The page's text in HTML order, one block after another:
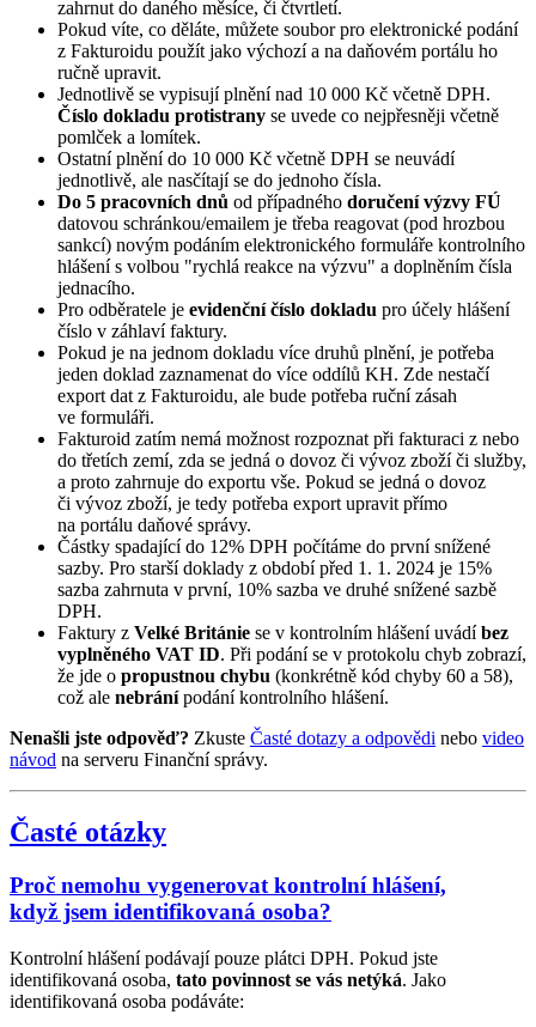
zahrnut do daného měsíce, či čtvrtletí.
Pokud víte, co děláte, můžete soubor pro elektronické podání
z Fakturoidu použít jako výchozí a na daňovém portálu ho
ručně upravit.
Jednotlivě se vypisují plnění nad 10 000 Kč včetně DPH.
Číslo dokladu protistrany se uvede co nejpřesněji včetně
pomlček a lomítek.
Ostatní plnění do 10 000 Kč včetně DPH se neuvádí
jednotlivě, ale nasčítají se do jednoho čísla.
Do 5 pracovních dnů od případného doručení výzvy FÚ
datovou schránkou/emailem je třeba reagovat (pod hrozbou
sankcí) novým podáním elektronického formuláře kontrolního
hlášení s volbou "rychlá reakce na výzvu" a doplněním čísla
jednacího.
Pro odběratele je evidenční číslo dokladu pro účely hlášení
číslo v záhlaví faktury.
Pokud je na jednom dokladu více druhů plnění, je potřeba
jeden doklad zaznamenat do více oddílů KH. Zde nestačí
export dat z Fakturoidu, ale bude potřeba ruční zásah
ve formuláři.
Fakturoid zatím nemá možnost rozpoznat při fakturaci z nebo
do třetích zemí, zda se jedná o dovoz či vývoz zboží či služby,
a proto zahrnuje do exportu vše. Pokud se jedná o dovoz
či vývoz zboží, je tedy potřeba export upravit přímo
na portálu daňové správy.
Částky spadající do 12% DPH počítáme do první snížené
sazby. Pro starší doklady z období před 1. 1. 2024 je 15%
sazba zahrnuta v první, 10% sazba ve druhé snížené sazbě
DPH.
Faktury z Velké Británie se v kontrolním hlášení uvádíbez
vyplněného VAT ID. Při podání se v protokolu chyb zobrazí,
že jde o propustnou chybu (konkrétně kód chyby 60 a 58),
což ale nebránípodání kontrolního hlášení.
Nenašli jste odpověď? Zkuste Časté dotazy a odpovědi nebo video
návod na serveru Finanční správy.
Časté otázky
Proč nemohu vygenerovat kontrolní hlášení,
když jsem identifikovaná osoba?
Kontrolní hlášení podávají pouze plátci DPH. Pokud jste
identifikovaná osoba, tato povinnost se vás netýká. Jako
identifikovaná osoba podáváte: